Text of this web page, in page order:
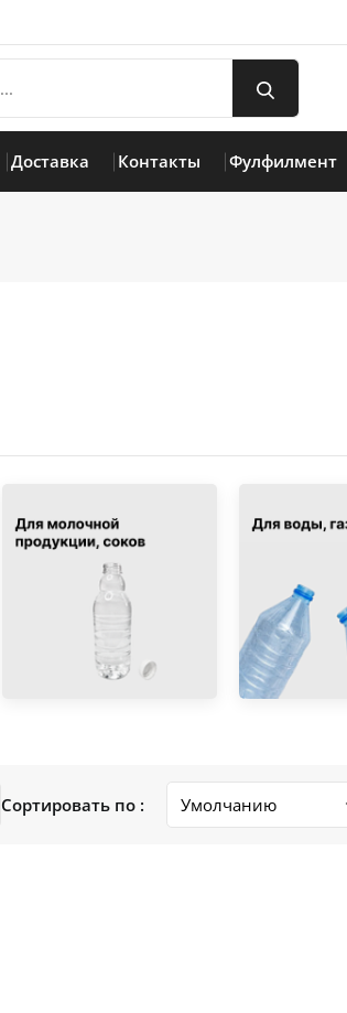
Доставка Контакты Фулфилмент
Сортировать по :